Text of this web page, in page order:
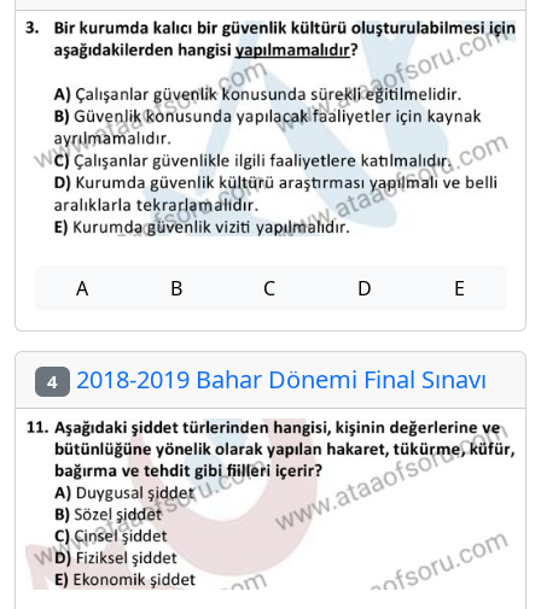
A B C D E
4 2018-2019 Bahar Dönemi Final Sınavı